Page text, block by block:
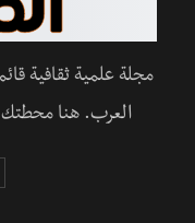
مجلة علمية ثقافية
العرب. هنا محطتك